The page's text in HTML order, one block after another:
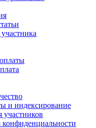
участника
и индексирование
участников